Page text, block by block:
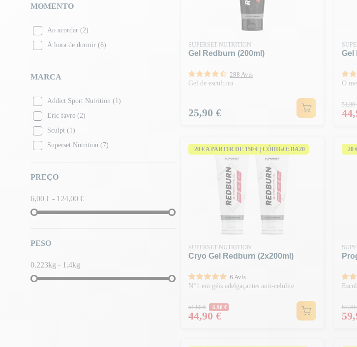
MOMENTO
Ao acordar (2)
À hora de dormir (6)
MARCA
Addict Sport Nutrition (1)
Eric favre (2)
Sculpt (1)
Superset Nutrition (7)
PREÇO
6,00 € - 124,00 €
PESO
0.223kg - 1.4kg
SUPERSET NUTRITION
Gel Redburn (200ml)
288 Avis
Gel de escultura
Preço
25,90 €
Gel
O
51,80
-20 € A PARTIR DE 150 € | CÓDIGO: BA20
SUPERSET NUTRITION
Cryo Gel Redburn (2x200ml)
6 Avis
N°1 em géis adelgaçantes anti-celulite
Preço normal
51,80 € -6,90 €
Preço
44,90 €
-20
87,70